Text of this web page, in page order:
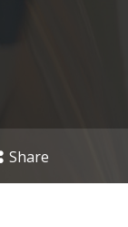
Share